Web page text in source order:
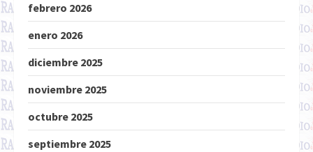
febrero 2026
enero 2026
diciembre 2025
noviembre 2025
octubre 2025
septiembre 2025